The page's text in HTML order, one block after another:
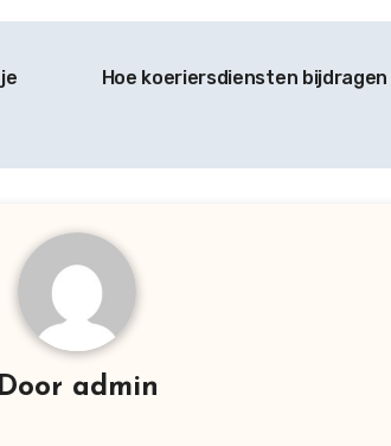
Hoe koeriersdiensten
Door admin